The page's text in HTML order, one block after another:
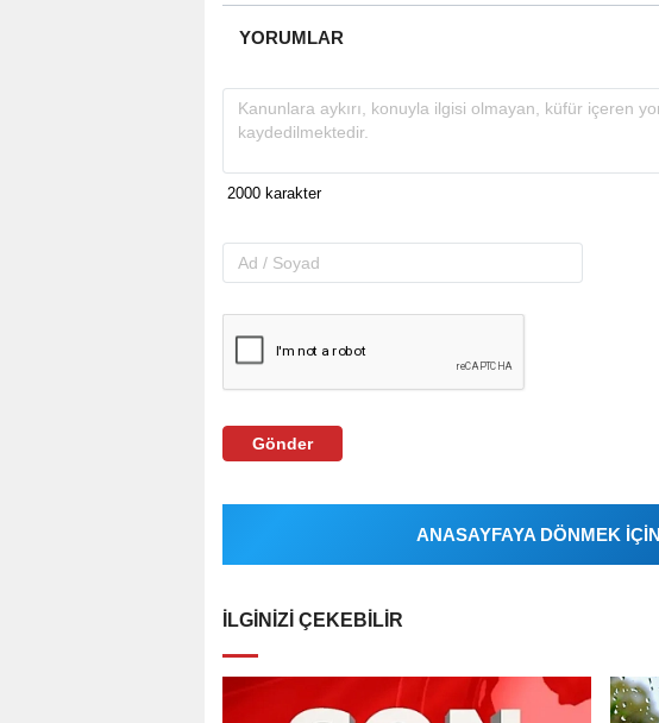
YORUMLAR
Gönder
ANASAYFAYA DÖNMEK
İLGINIZI ÇEKEBILIR